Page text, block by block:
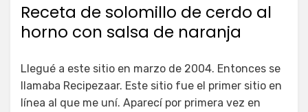
Receta de solomillo de cerdo al
horno con salsa de naranja
Llegué a este sitio en marzo de 2004. Entonces se
llamaba Recipezaar. Este sitio fue el primer sitio en
línea al que me uní. Aparecí por primera vez en